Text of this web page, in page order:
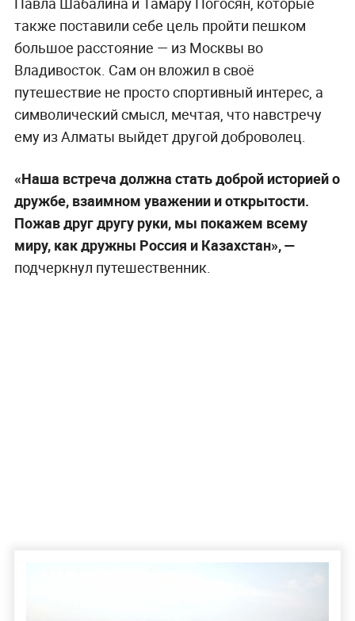
также поставили себе цель пройти пешком
большое расстояние — из Москвы во
Владивосток. Сам он вложил в своё
путешествие не просто спортивный интерес, а
символический смысл, мечтая, что навстречу
ему из Алматы выйдет другой доброволец.
«Наша встреча должна стать доброй историей о
дружбе, взаимном уважении и открытости.
Пожав друг другу руки, мы покажем всему
миру, как дружны Россия и Казахстан», —
подчеркнул путешественник.